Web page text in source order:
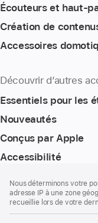
Écouteurs et haut-
Création de
Accessoires
Découvrir d’autres
Essentiels pour les
Nouveautés
Conçus par Apple
Accessibilité
de
page
de
bas
Nous déterminons votre
adresse IP à une zone
recueillie lors de votre